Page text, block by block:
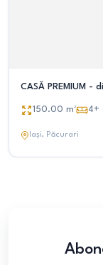
CASĂ PREMIUM
150.00 m² 4+
Iași, Păcurari